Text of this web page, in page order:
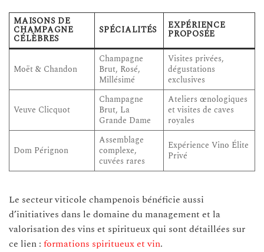
MAISONS DE
CHAMPAGNE
CÉLÈBRES
SPÉCIALITÉS EXPÉRIENCE
PROPOSÉE
Moët & Chandon
Champagne
Brut, Rosé,
Millésimé
Visites privées,
dégustations
exclusives
Veuve Clicquot
Champagne
Brut, La
Grande Dame
Ateliers œnologiques
et visites de caves
royales
Dom Pérignon
Assemblage
complexe,
cuvées rares
Expérience Vino Élite
Privé
Le secteur viticole champenois bénéficie aussi
d’initiatives dans le domaine du management et la
valorisation des vins et spiritueux qui sont détaillées sur
ce lien : formations spiritueux et vin.